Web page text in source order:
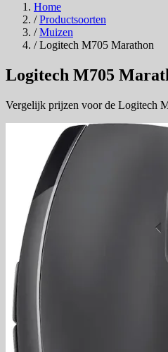
Home
/ Productsoorten
/ Muizen
/ Logitech M705 Marathon
Logitech M705
Vergelijk prijzen voor de Logitech